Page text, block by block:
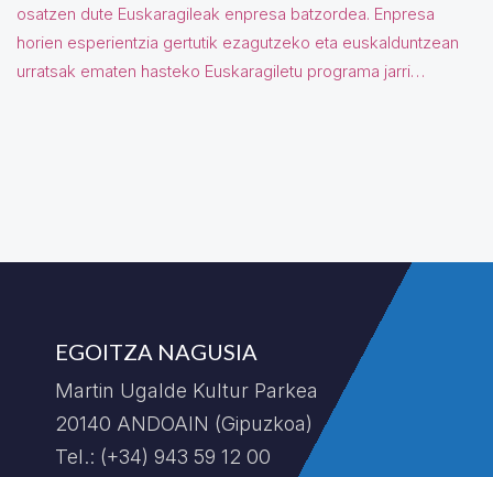
osatzen dute Euskaragileak enpresa batzordea. Enpresa
horien esperientzia gertutik ezagutzeko eta euskalduntzean
urratsak ematen hasteko Euskaragiletu programa jarri…
EGOITZA NAGUSIA
Martin Ugalde Kultur Parkea
20140 ANDOAIN (Gipuzkoa)
Tel.: (+34) 943 59 12 00